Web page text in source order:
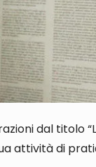
dal titolo “
attività di